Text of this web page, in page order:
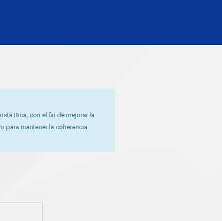
Rica, con el fin de mejorar la
para mantener la coherencia